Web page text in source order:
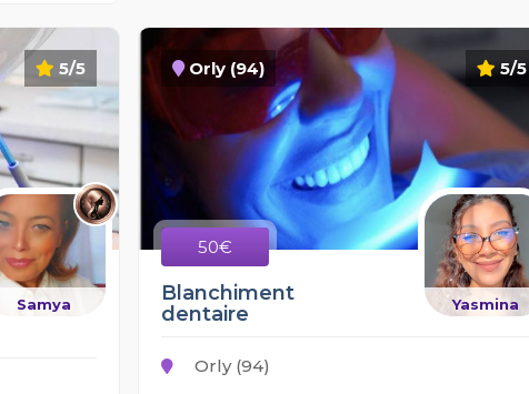
5/5
Samya
5/5
Orly (94)
50€
Yasmina
Blanchiment
dentaire
Orly (94)